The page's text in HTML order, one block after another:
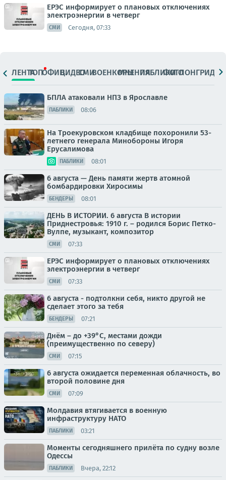
ЕРЭС информирует о плановых отключениях
электроэнергии в четверг
СМИ Сегодня, 07:33
ЛЕНТАТОПОФИЦ.ВИДЕОСМИВОЕНКОРЫМНЕНИЯПАБЛИКИ
ФОТОЛОНГРИДЫ
БПЛА атаковали НПЗ в Ярославле
ПАБЛИКИ 08:06
На Троекуровском кладбище похоронили 53-
летнего генерала Минобороны Игоря
Ерусалимова
ПАБЛИКИ 08:01
6 августа — День памяти жертв атомной
бомбардировки Хиросимы
БЕНДЕРЫ 08:01
ДЕНЬ В ИСТОРИИ. 6 августа В истории
Приднестровья: 1910 г. – родился Борис Петко-
Вулпе, музыкант, композитор
СМИ 07:33
ЕРЭС информирует о плановых отключениях
электроэнергии в четверг
СМИ 07:33
6 августа - подтолкни себя, никто другой не
сделает этого за тебя
БЕНДЕРЫ 07:21
Днём – до +39°С, местами дожди
(преимущественно по северу)
СМИ 07:15
6 августа ожидается переменная облачность, во
второй половине дня
СМИ 07:09
Молдавия втягивается в военную
инфраструктуру НАТО
ПАБЛИКИ 03:21
Моменты сегодняшнего прилёта по судну возле
Одессы
ПАБЛИКИ Вчера, 22:12